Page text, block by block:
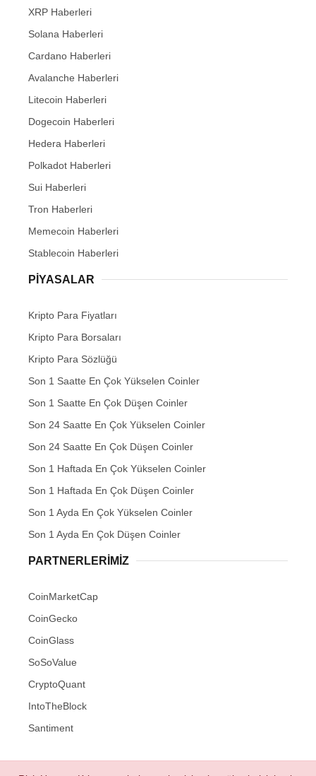
XRP Haberleri
Solana Haberleri
Cardano Haberleri
Avalanche Haberleri
Litecoin Haberleri
Dogecoin Haberleri
Hedera Haberleri
Polkadot Haberleri
Sui Haberleri
Tron Haberleri
Memecoin Haberleri
Stablecoin Haberleri
PIYASALAR
Kripto Para Fiyatları
Kripto Para Borsaları
Kripto Para Sözlüğü
Son 1 Saatte En Çok Yükselen Coinler
Son 1 Saatte En Çok Düşen Coinler
Son 24 Saatte En Çok Yükselen Coinler
Son 24 Saatte En Çok Düşen Coinler
Son 1 Haftada En Çok Yükselen Coinler
Son 1 Haftada En Çok Düşen Coinler
Son 1 Ayda En Çok Yükselen Coinler
Son 1 Ayda En Çok Düşen Coinler
PARTNERLERIMIZ
CoinMarketCap
CoinGecko
CoinGlass
SoSoValue
CryptoQuant
IntoTheBlock
Santiment